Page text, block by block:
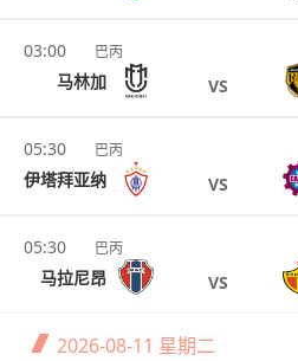
03:00 巴丙
马林加 VS
05:30 巴丙
伊塔拜亚纳 VS
05:30 巴丙
马拉尼昂 VS
2026-08-11 星期二